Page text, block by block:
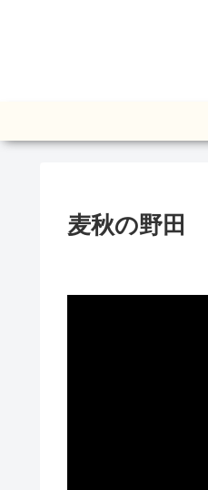
麦秋の野田